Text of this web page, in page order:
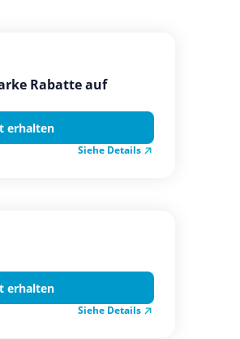
Rabatte auf
erhalten
Siehe Details
erhalten
Siehe Details